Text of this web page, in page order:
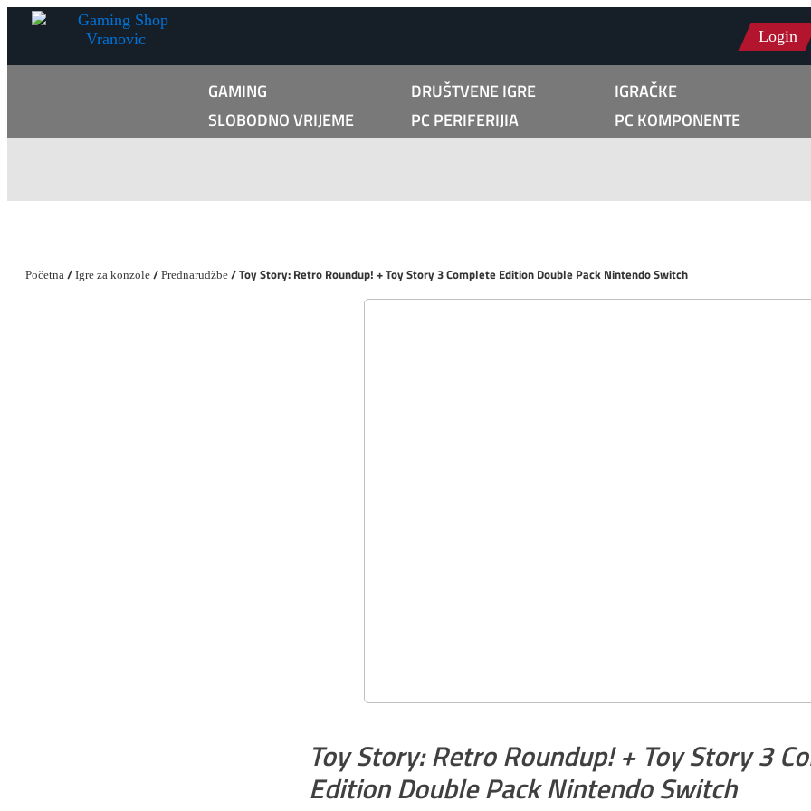
Login
GAMING DRUŠTVENE IGRE IGRAČKE
SLOBODNO VRIJEME
PC PERIFERIJIA PC KOMPONENTE
Početna / Igre za konzole / Prednarudžbe / Toy Story: Retro Roundup! + Toy Story 3 Complete Edition Double Pack Nintendo Switch
Toy Story: Retro Roundup! + Toy Story 3
Edition Double Pack Nintendo Switch